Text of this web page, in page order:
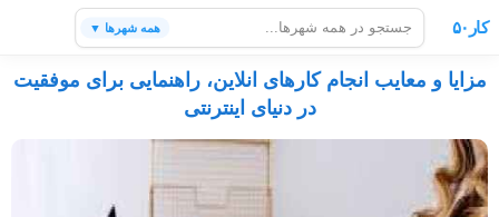
کار۵۰ همه شهرها ▼
مزایا و معایب انجام کارهای انلاین، راهنمایی برای موفقیت
در دنیای اینترنتی